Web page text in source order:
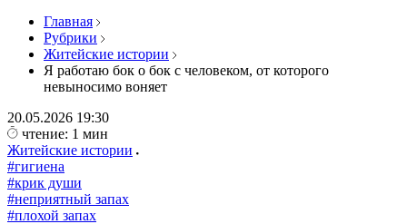
Главная
Рубрики
Житейские истории
Я работаю бок о бок с человеком, от которого
невыносимо воняет
20.05.2026 19:30
чтение: 1 мин
Житейские истории
#гигиена
#крик души
#неприятный запах
#плохой запах